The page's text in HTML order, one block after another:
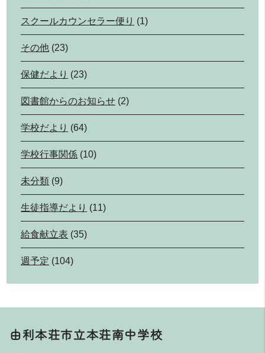
スクールカウンセラー便り (1)
その他 (23)
保健だより (23)
図書館からのお知らせ (2)
学校だより (64)
学校行事関係 (10)
未分類 (9)
生徒指導だより (11)
給食献立表 (35)
週予定 (104)
由利本荘市立本荘南中学校